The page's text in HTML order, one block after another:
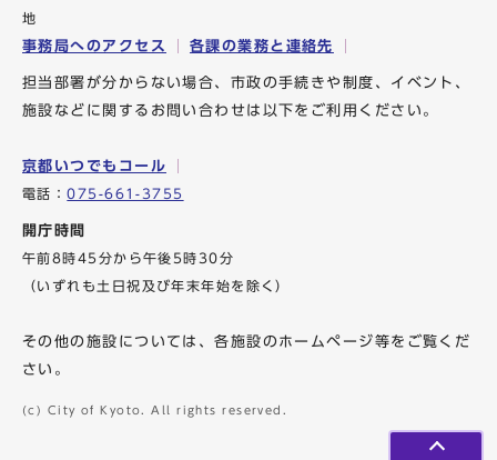
地
事務局へのアクセス 各課の業務と連絡先
担当部署が分からない場合、市政の手続きや制度、イベント、
施設などに関するお問い合わせは以下をご利用ください。
京都いつでもコール
電話：075-661-3755
開庁時間
午前8時45分から午後5時30分
（いずれも土日祝及び年末年始を除く）
その他の施設については、各施設のホームページ等をご覧くだ
さい。
(c) City of Kyoto. All rights reserved.